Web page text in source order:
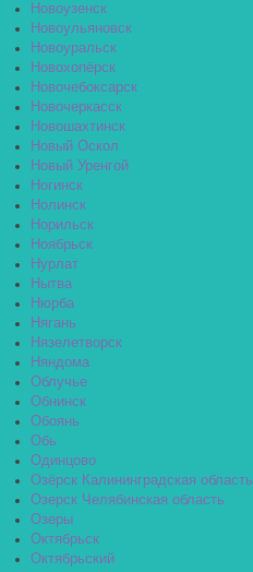
Новоузенск
Новоульяновск
Новоуральск
Новохопёрск
Новочебоксарск
Новочеркасск
Новошахтинск
Новый Оскол
Новый Уренгой
Ногинск
Нолинск
Норильск
Ноябрьск
Нурлат
Нытва
Нюрба
Нягань
Нязелетворск
Няндома
Облучье
Обнинск
Обоянь
Обь
Одинцово
Озёрск Калининградская область
Озерск Челябинская область
Озеры
Октябрьск
Октябрьский